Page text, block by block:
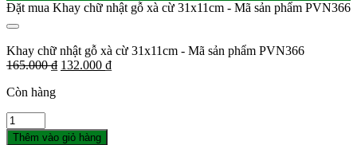
Đặt mua Khay chữ nhật gỗ xà cừ 31x11cm - Mã sản phẩm PVN366
Khay chữ nhật gỗ xà cừ 31x11cm - Mã sản phẩm PVN366
165.000₫ Giá
132.000 ₫Giá
Còn hàng
Số
lượng
Thêm vào giỏ hàng